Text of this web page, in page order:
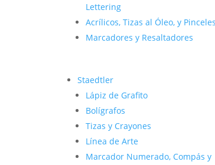
Lettering
Acrílicos, Tizas al Óleo, y Pinceles
Marcadores y Resaltadores
Staedtler
Lápiz de Grafito
Bolígrafos
Tizas y Crayones
Línea de Arte
Marcador Numerado, Compás y